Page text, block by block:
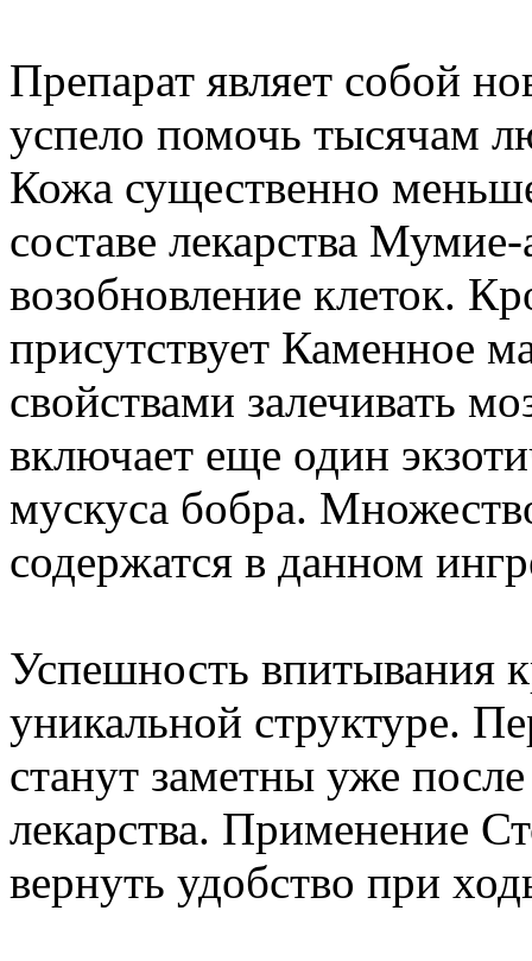
Препарат являет собой
успело помочь тысячам
Кожа существенно
составе лекарства
возобновление клеток.
присутствует Каменное
свойствами залечивать
включает еще один
мускуса бобра.
содержатся в данном
Успешность впитывания
уникальной структуре.
станут заметны уже
лекарства. Применение
вернуть удобство при